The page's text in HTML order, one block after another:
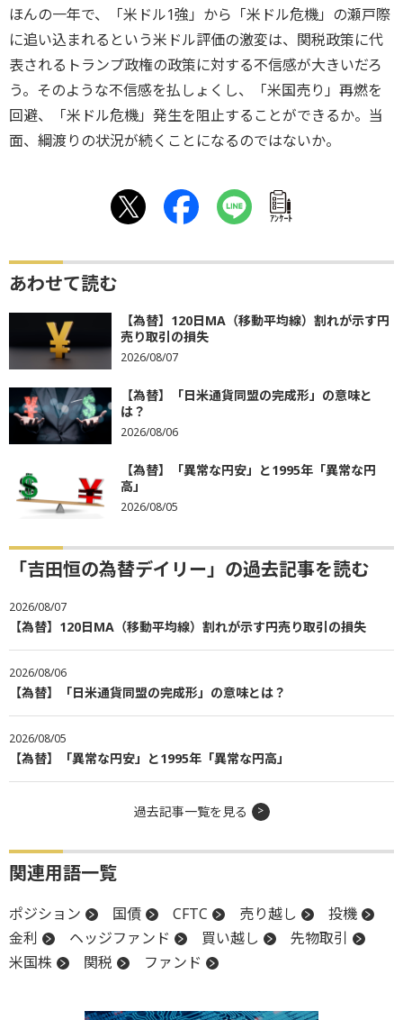
ほんの一年で、「米ドル1強」から「米ドル危機」の瀬戸際
に追い込まれるという米ドル評価の激変は、関税政策に代
表されるトランプ政権の政策に対する不信感が大きいだろ
う。そのような不信感を払しょくし、「米国売り」再燃を
回避、「米ドル危機」発生を阻止することができるか。当
面、綱渡りの状況が続くことになるのではないか。
ｱﾝｹｰﾄ
あわせて読む
【為替】120日MA（移動平均線）割れが示す円
売り取引の損失
2026/08/07
【為替】「日米通貨同盟の完成形」の意味と
は？
2026/08/06
【為替】「異常な円安」と1995年「異常な円
高」
2026/08/05
「吉田恒の為替デイリー」の過去記事を読む
2026/08/07
【為替】120日MA（移動平均線）割れが示す円売り取引の損失
2026/08/06
【為替】「日米通貨同盟の完成形」の意味とは？
2026/08/05
【為替】「異常な円安」と1995年「異常な円高」
過去記事一覧を見る
関連用語一覧
ポジション 国債 CFTC 売り越し
投機
金利
ヘッジファンド 買い越し
先物取引
米国株
関税 ファンド